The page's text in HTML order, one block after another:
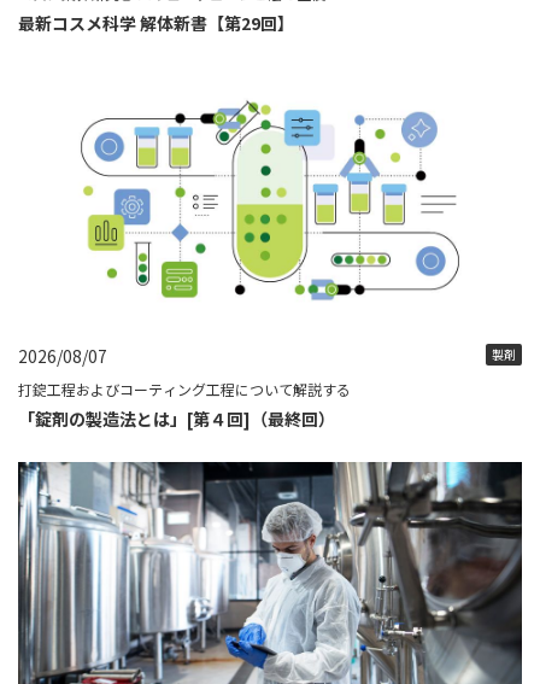
最新コスメ科学 解体新書【第29回】
2026/08/07 製剤
打錠工程およびコーティング工程について解説する
「錠剤の製造法とは」[第４回]（最終回）